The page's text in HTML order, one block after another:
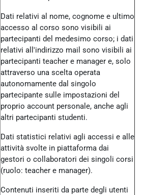
Dati relativi al nome, cognome e ultimo
accesso al corso sono visibili ai
partecipanti del medesimo corso; i dati
relativi all'indirizzo mail sono visibili ai
partecipanti teacher e manager e, solo
attraverso una scelta operata
autonomamente dal singolo
partecipante sulle impostazioni del
proprio account personale, anche agli
altri partecipanti studenti.
Dati statistici relativi agli accessi e alle
attività svolte in piattaforma dai
gestori o collaboratori dei singoli corsi
(ruolo: teacher e manager).
Contenuti inseriti da parte degli utenti